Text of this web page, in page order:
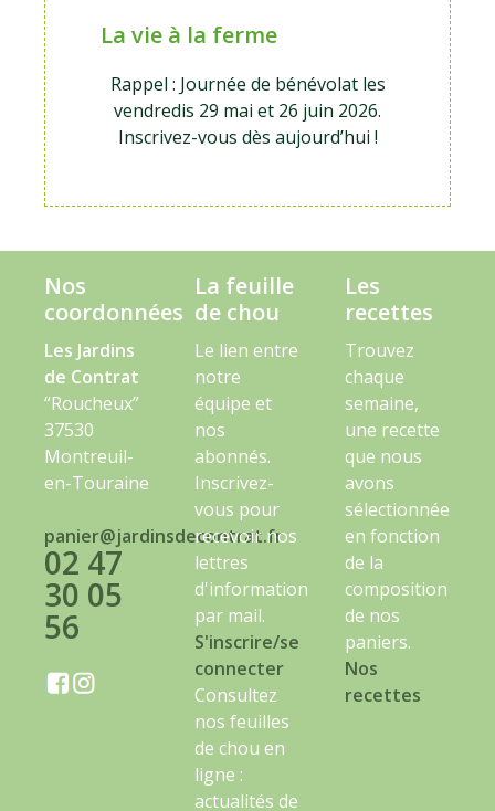
La vie à la ferme
Rappel : Journée de bénévolat les
vendredis 29 mai et 26 juin 2026.
Inscrivez-vous dès aujourd’hui !
Nos
coordonnées
Les Jardins
de Contrat
“Roucheux”
37530
Montreuil-
en-Touraine
panier@jardinsdecontrat.fr
02 47
30 05
56
La feuille
de chou
Le lien entre
notre
équipe et
nos
abonnés.
Inscrivez-
vous pour
recevoir nos
lettres
d'information
par mail.
S'inscrire/se
connecter
Consultez
nos feuilles
de chou en
ligne :
actualités de
Les
recettes
Trouvez
chaque
semaine,
une recette
que nous
avons
sélectionnée
en fonction
de la
composition
de nos
paniers.
Nos
recettes